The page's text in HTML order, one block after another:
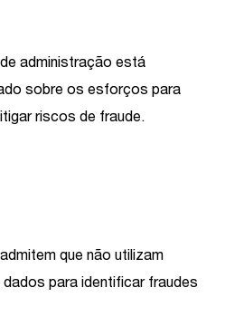
administração está
sobre os esforços para
riscos de fraude.
que não utilizam
dados para identificar fraudes